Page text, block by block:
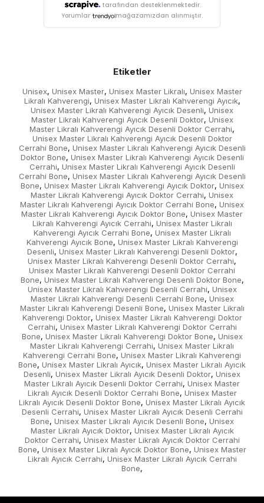
tarafından desteklenmektedir.
Yorumlar mağazamızdan alınmıştır.
Etiketler
Unisex, Unisex Master, Unisex Master Likralı, Unisex Master
Likralı Kahverengi, Unisex Master Likralı Kahverengi Ayıcık,
Unisex Master Likralı Kahverengi Ayıcık Desenli, Unisex
Master Likralı Kahverengi Ayıcık Desenli Doktor, Unisex
Master Likralı Kahverengi Ayıcık Desenli Doktor Cerrahi,
Unisex Master Likralı Kahverengi Ayıcık Desenli Doktor
Cerrahi Bone, Unisex Master Likralı Kahverengi Ayıcık Desenli
Doktor Bone, Unisex Master Likralı Kahverengi Ayıcık Desenli
Cerrahi, Unisex Master Likralı Kahverengi Ayıcık Desenli
Cerrahi Bone, Unisex Master Likralı Kahverengi Ayıcık Desenli
Bone, Unisex Master Likralı Kahverengi Ayıcık Doktor, Unisex
Master Likralı Kahverengi Ayıcık Doktor Cerrahi, Unisex
Master Likralı Kahverengi Ayıcık Doktor Cerrahi Bone, Unisex
Master Likralı Kahverengi Ayıcık Doktor Bone, Unisex Master
Likralı Kahverengi Ayıcık Cerrahi, Unisex Master Likralı
Kahverengi Ayıcık Cerrahi Bone, Unisex Master Likralı
Kahverengi Ayıcık Bone, Unisex Master Likralı Kahverengi
Desenli, Unisex Master Likralı Kahverengi Desenli Doktor,
Unisex Master Likralı Kahverengi Desenli Doktor Cerrahi,
Unisex Master Likralı Kahverengi Desenli Doktor Cerrahi
Bone, Unisex Master Likralı Kahverengi Desenli Doktor Bone,
Unisex Master Likralı Kahverengi Desenli Cerrahi, Unisex
Master Likralı Kahverengi Desenli Cerrahi Bone, Unisex
Master Likralı Kahverengi Desenli Bone, Unisex Master Likralı
Kahverengi Doktor, Unisex Master Likralı Kahverengi Doktor
Cerrahi, Unisex Master Likralı Kahverengi Doktor Cerrahi
Bone, Unisex Master Likralı Kahverengi Doktor Bone, Unisex
Master Likralı Kahverengi Cerrahi, Unisex Master Likralı
Kahverengi Cerrahi Bone, Unisex Master Likralı Kahverengi
Bone, Unisex Master Likralı Ayıcık, Unisex Master Likralı Ayıcık
Desenli, Unisex Master Likralı Ayıcık Desenli Doktor, Unisex
Master Likralı Ayıcık Desenli Doktor Cerrahi, Unisex Master
Likralı Ayıcık Desenli Doktor Cerrahi Bone, Unisex Master
Likralı Ayıcık Desenli Doktor Bone, Unisex Master Likralı Ayıcık
Desenli Cerrahi, Unisex Master Likralı Ayıcık Desenli Cerrahi
Bone, Unisex Master Likralı Ayıcık Desenli Bone, Unisex
Master Likralı Ayıcık Doktor, Unisex Master Likralı Ayıcık
Doktor Cerrahi, Unisex Master Likralı Ayıcık Doktor Cerrahi
Bone, Unisex Master Likralı Ayıcık Doktor Bone, Unisex Master
Likralı Ayıcık Cerrahi, Unisex Master Likralı Ayıcık Cerrahi
Bone,